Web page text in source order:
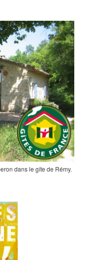
dans le gîte de Rémy.